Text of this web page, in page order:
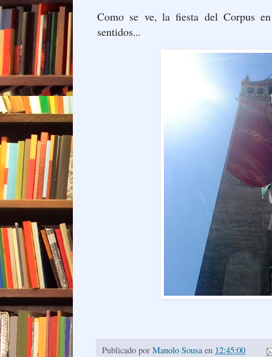
Como se ve, la fiesta del Corpus
sentidos...
Publicado por Manolo Sousa en 12:45:00